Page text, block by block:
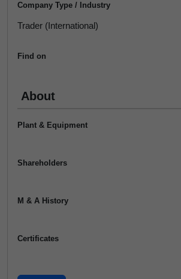
Company Type / Industry
Trader (International)
Find on
About
Plant & Equipment
Shareholders
M & A History
Certificates